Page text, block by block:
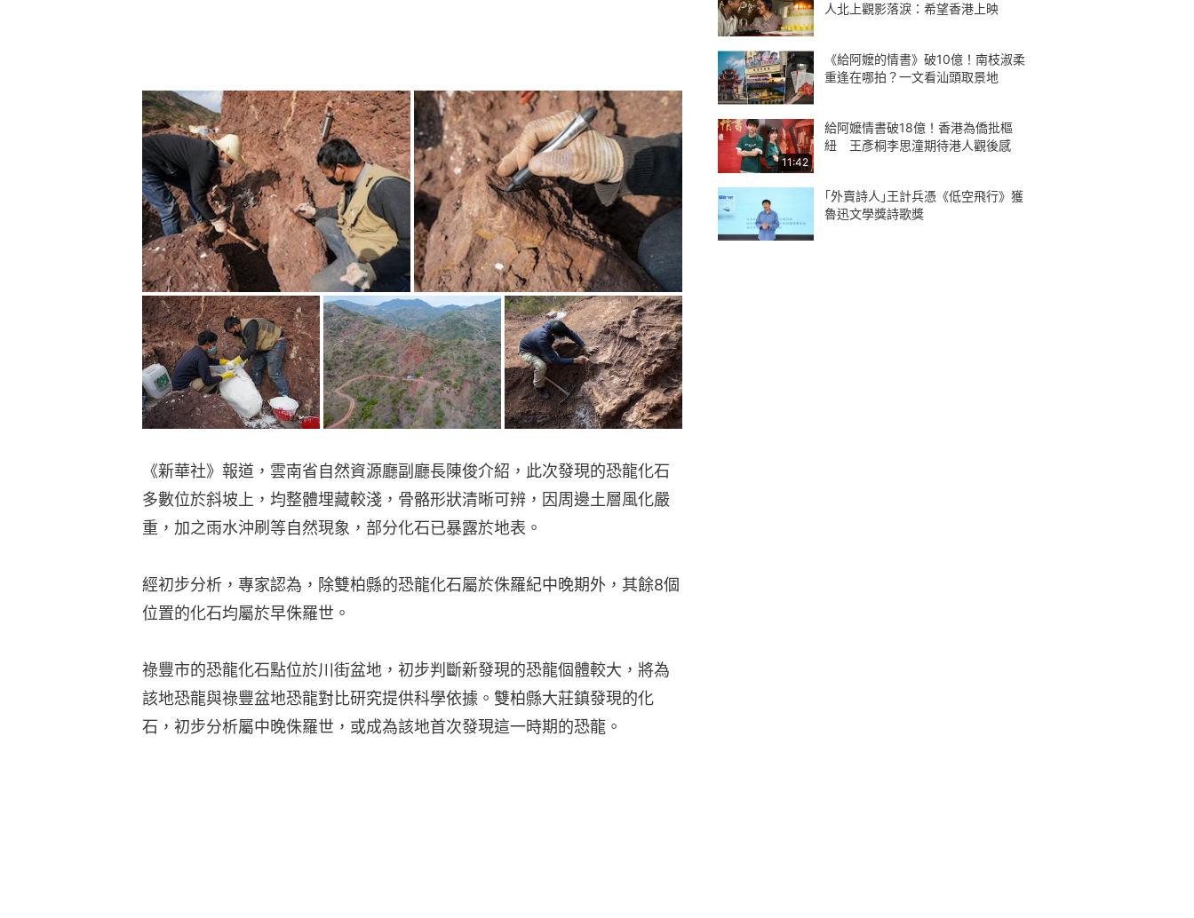
《新華社》報道，雲南省自然資源廳副廳長陳俊介紹，此次發現的恐龍化石
多數位於斜坡上，均整體埋藏較淺，骨骼形狀清晰可辨，因周邊土層風化嚴
重，加之雨水沖刷等自然現象，部分化石已暴露於地表。
經初步分析，專家認為，除雙柏縣的恐龍化石屬於侏羅紀中晚期外，其餘8個
位置的化石均屬於早侏羅世。
祿豐市的恐龍化石點位於川街盆地，初步判斷新發現的恐龍個體較大，將為
該地恐龍與祿豐盆地恐龍對比研究提供科學依據。雙柏縣大莊鎮發現的化
石，初步分析屬中晚侏羅世，或成為該地首次發現這一時期的恐龍。
人北上觀影落淚：希望香港上映
《給阿嬤的情書》破10億！南枝淑柔
重逢在哪拍？一文看汕頭取景地
11:42
給阿嬤情書破18億！香港為僑批樞
紐 王彥桐李思潼期待港人觀後感
｢外賣詩人｣王計兵憑《低空飛行》獲
魯迅文學獎詩歌獎